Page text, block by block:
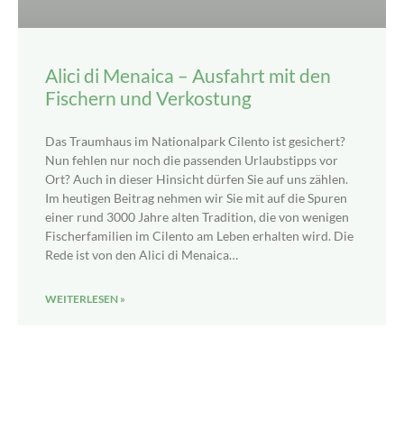
Alici di Menaica – Ausfahrt mit den
Fischern und Verkostung
Das Traumhaus im Nationalpark Cilento ist gesichert?
Nun fehlen nur noch die passenden Urlaubstipps vor
Ort? Auch in dieser Hinsicht dürfen Sie auf uns zählen.
Im heutigen Beitrag nehmen wir Sie mit auf die Spuren
einer rund 3000 Jahre alten Tradition, die von wenigen
Fischerfamilien im Cilento am Leben erhalten wird. Die
Rede ist von den Alici di Menaica…
WEITERLESEN »